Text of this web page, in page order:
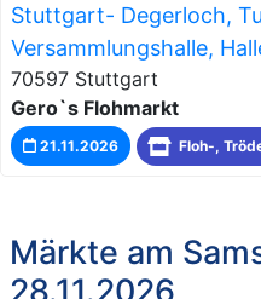
Stuttgart- Degerloch,
Versammlungshalle,
70597 Stuttgart
Gero`s Flohmarkt
21.11.2026 Floh-,
Märkte am
28.11.2026